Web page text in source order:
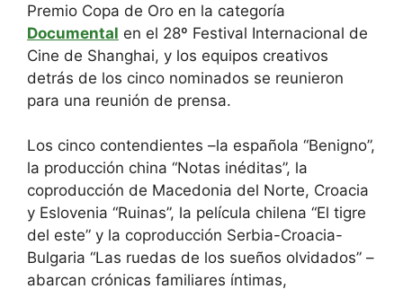
Premio Copa de Oro en la categoría
Documental en el 28º Festival Internacional de
Cine de Shanghai, y los equipos creativos
detrás de los cinco nominados se reunieron
para una reunión de prensa.
Los cinco contendientes –la española “Benigno”,
la producción china “Notas inéditas”, la
coproducción de Macedonia del Norte, Croacia
y Eslovenia “Ruinas”, la película chilena “El tigre
del este” y la coproducción Serbia-Croacia-
Bulgaria “Las ruedas de los sueños olvidados” –
abarcan crónicas familiares íntimas,